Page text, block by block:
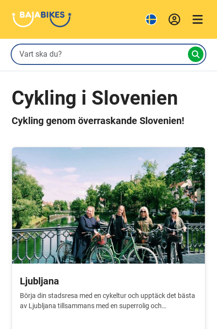
Cykling i Slovenien
Cykling genom överraskande Slovenien!
Ljubljana
Börja din stadsresa med en cykeltur och upptäck det bästa
av Ljubljana tillsammans med en superrolig och